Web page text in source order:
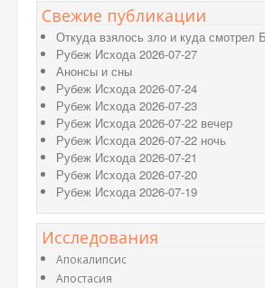
Свежие публикации
Откуда взялось зло и куда смотрел
Рубеж Исхода 2026-07-27
Анонсы и сны
Рубеж Исхода 2026-07-24
Рубеж Исхода 2026-07-23
Рубеж Исхода 2026-07-22 вечер
Рубеж Исхода 2026-07-22 ночь
Рубеж Исхода 2026-07-21
Рубеж Исхода 2026-07-20
Рубеж Исхода 2026-07-19
Исследования
Апокалипсис
Апостасия